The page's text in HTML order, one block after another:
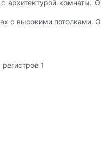
архитектурой
с высокими потолками.